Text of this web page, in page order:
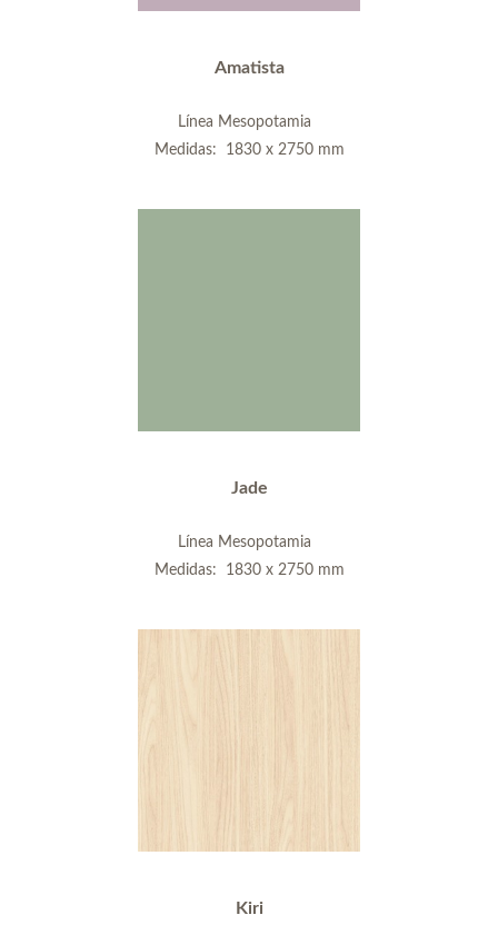
Amatista
Línea Mesopotamia
Medidas: 1830 x 2750 mm
Jade
Línea Mesopotamia
Medidas: 1830 x 2750 mm
Kiri